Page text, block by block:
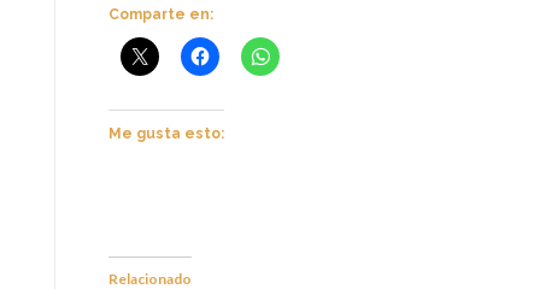
Comparte en:
Me gusta esto:
Relacionado